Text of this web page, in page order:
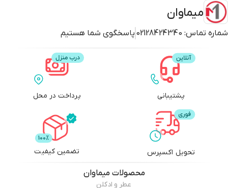
میماوان
شماره تماس: 02128424340 پاسخگوی شما هستیم
پشتیبانی پرداخت در محل
تحویل اکسپرس تضمین کیفیت
محصولاتمیماوان
عطر و ادکلن